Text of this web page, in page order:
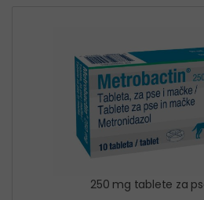
250 mg tablete za